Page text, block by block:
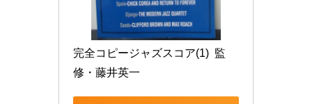
完全コピージャズスコア(1)  監
修・藤井英一